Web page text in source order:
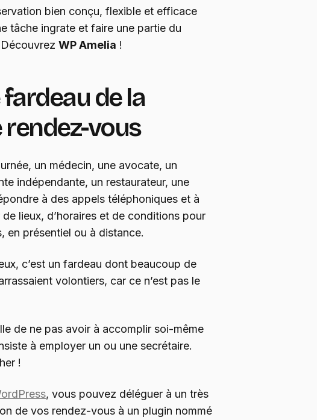
bien conçu, flexible et efficace
tâche ingrate et faire une partie du
WP Amelia !
de la
vous
un médecin, une avocate, un
indépendante, un restaurateur, une
à des appels téléphoniques et à
lieux, d’horaires et de conditions pour
en présentiel ou à distance.
c’est un fardeau dont beaucoup de
volontiers, car ce n’est pas le
de ne pas avoir à accomplir soi-même
à employer un ou une secrétaire.
!
, vous pouvez déléguer à un très
de vos rendez-vous à un plugin nommé